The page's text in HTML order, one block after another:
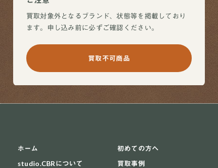
買取対象外となるブランド、状態等を掲載しており
ます。申し込み前に必ずご確認ください。
買取不可商品
ホーム
studio.CBRについて
初めての方へ
買取事例